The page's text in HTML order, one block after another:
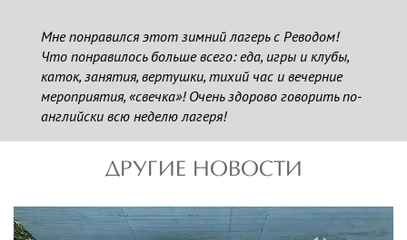
Мне понравился этот зимний лагерь с Реводом!
Что понравилось больше всего: еда, игры и клубы,
каток, занятия, вертушки, тихий час и вечерние
мероприятия, «свечка»! Очень здорово говорить по-
английски всю неделю лагеря!
ДРУГИЕ НОВОСТИ